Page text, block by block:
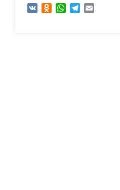
VK Odnoklassniki
WhatsAppTelegram